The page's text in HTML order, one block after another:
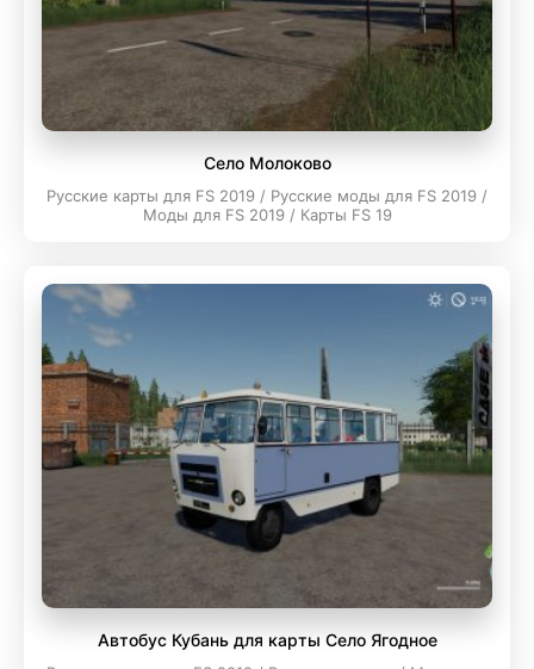
Село Молоково
Русские карты для FS 2019 / Русские моды для FS 2019 /
Моды для FS 2019 / Карты FS 19
Автобус Кубань для карты Село Ягодное